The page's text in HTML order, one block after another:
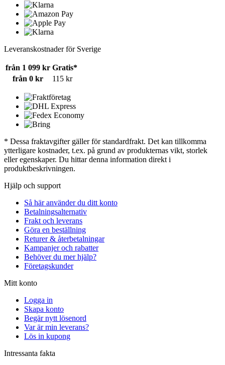
Leveranskostnader för Sverige
från 1 099 kr Gratis*
från 0 kr
115 kr
* Dessa fraktavgifter gäller för standardfrakt. Det kan tillkomma
ytterligare kostnader, t.ex. på grund av produkternas vikt, storlek
eller egenskaper. Du hittar denna information direkt i
produktbeskrivningen.
Hjälp och support
Så här använder du ditt konto
Betalningsalternativ
Frakt och leverans
Göra en beställning
Returer & återbetalningar
Kampanjer och rabatter
Behöver du mer hjälp?
Företagskunder
Mitt konto
Logga in
Skapa konto
Begär nytt lösenord
Var är min leverans?
Lös in kupong
Intressanta fakta